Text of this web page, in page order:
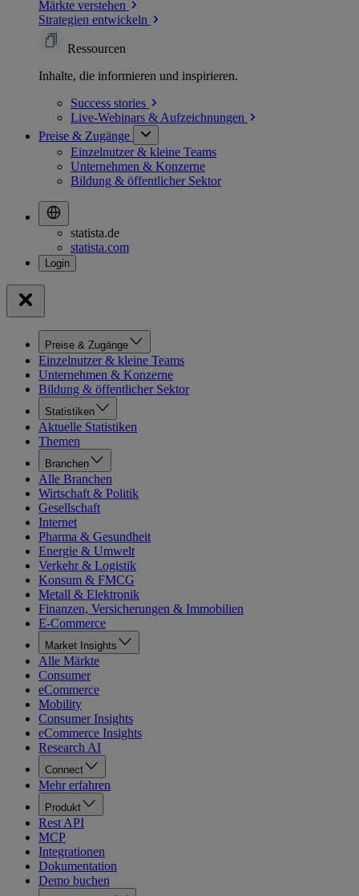
Märkte verstehen
Strategien entwickeln
Ressourcen
Inhalte, die informieren und inspirieren.
Success stories
Live-Webinars & Aufzeichnungen
Preise & Zugänge
Einzelnutzer & kleine Teams
Unternehmen & Konzerne
Bildung & öffentlicher Sektor
statista.de
statista.com
Preise & Zugänge
Einzelnutzer & kleine Teams
Unternehmen & Konzerne
Bildung & öffentlicher Sektor
Statistiken
Aktuelle Statistiken
Themen
Branchen
Alle Branchen
Wirtschaft & Politik
Gesellschaft
Internet
Pharma & Gesundheit
Energie & Umwelt
Verkehr & Logistik
Konsum & FMCG
Metall & Elektronik
Finanzen, Versicherungen & Immobilien
E-Commerce
Market Insights
Alle Märkte
Consumer
eCommerce
Mobility
Consumer Insights
eCommerce Insights
Research AI
Connect
Mehr erfahren
Produkt
Rest API
MCP
Integrationen
Dokumentation
Demo buchen